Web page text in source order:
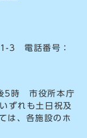
3 電話番号：
5時 市役所本庁
ずれも土日祝及
は、各施設のホ